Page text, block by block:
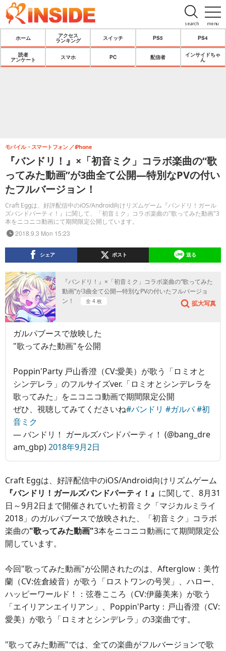
menu
search
ホーム
アクセス
ランキング
スイッチ PS5 PS4
読者
アンケート
スマホ PC 配信者
インサイドちゃ
ん
『バンドリ！』×「初音ミク」コラボ楽曲の“歌
ってみた動画”が3曲全て公開―特別なPVの付い
たフルバージョン！
Craft Eggは、好評配信中のiOS/Android向けリズムゲーム『バンドリ！ガール
ズバンドパーティ！』に関して、「初音ミク」コラボ楽曲の"歌ってみた動画"3
本をニコニコ動画にて期間限定公開しています。
モバイル・スマートフォン iPhone
2018.9.3 Mon 15:23
シェア ポスト 送る
『バンドリ！』×「初音ミク」コラボ楽曲の“歌ってみた
動画”が3曲全て公開―特別なPVの付いたフルバージョ
ン！
全 4 枚 拡大写真
ガルパブースで放映した
"歌ってみた動画"を公開
Poppin'Party 戸山香澄（CV:愛美）が歌う「ロミオと
シンデレラ」のフルサイズver.「ロミオとシンデレラを
歌ってみた」をニコニコ動画で期間限定公開
ぜひ、視聴してみてくださいね#バンドリ #ガルパ#初
音ミク
— バンドリ！ ガールズバンドパーティ！ (@bang_dre
am_gbp)2018年9月2日
Craft Eggは、好評配信中のiOS/Android向けリズムゲーム
『バンドリ！ガールズバンドパーティ！』 に関して、8月31
日～9月2日まで開催されていた初音ミク「マジカルミライ
2018」のガルパブースで放映された、「初音ミク」コラボ
楽曲の"歌ってみた動画"3本をニコニコ動画にて期間限定公
開しています。
今回"歌ってみた動画"が公開されたのは、Afterglow：美竹
蘭（CV:佐倉綾音）が歌う「ロストワンの号哭」、ハロー、
ハッピーワールド！：弦巻こころ（CV:伊藤美来）が歌う
「エイリアンエイリアン」、Poppin'Party：戸山香澄（CV:
愛美）が歌う「ロミオとシンデレラ」の3楽曲です。
"歌ってみた動画"では、全ての楽曲がフルバージョンで歌